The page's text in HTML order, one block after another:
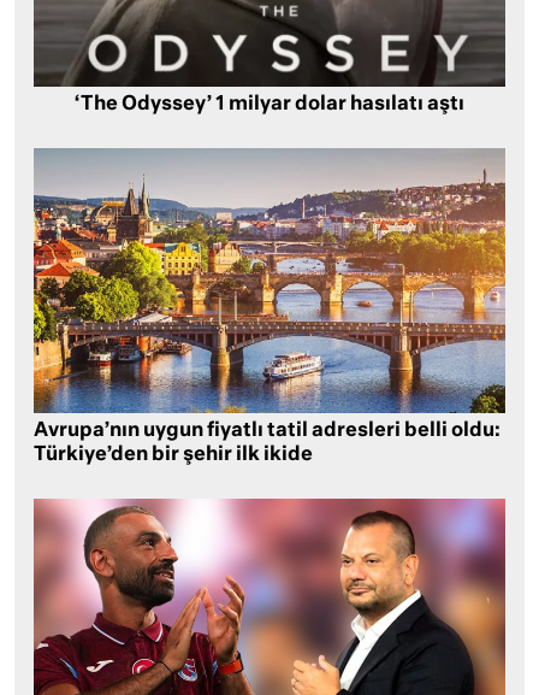
‘The Odyssey’ 1 milyar dolar hasılatı aştı
Avrupa’nın uygun fiyatlı tatil adresleri belli oldu:
Türkiye’den bir şehir ilk ikide